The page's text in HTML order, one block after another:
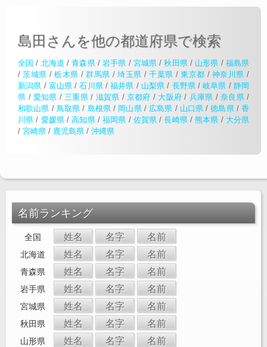
島田さんを他の都道府県で検索
全国 / 北海道 /青森県/ 岩手県 / 宮城県 /秋田県/ 山形県 / 福島県
/茨城県 /栃木県 /群馬県 /埼玉県 /千葉県 /東京都 /神奈川県 /
新潟県 / 富山県 /石川県/福井県 / 山梨県 / 長野県/岐阜県 / 静岡
県 / 愛知県 /三重県 / 滋賀県 / 京都府 / 大阪府 / 兵庫県 / 奈良県/
和歌山県 / 鳥取県 / 島根県/ 岡山県/ 広島県 / 山口県 /徳島県/香
川県 / 愛媛県/高知県/ 福岡県 / 佐賀県 /長崎県/熊本県 / 大分県
/ 宮崎県 / 鹿児島県 / 沖縄県
名前ランキング
全国 姓名 名字 名前
北海道 姓名 名字 名前
青森県 姓名 名字 名前
岩手県 姓名 名字 名前
宮城県 姓名 名字 名前
秋田県 姓名 名字 名前
山形県 姓名 名字 名前